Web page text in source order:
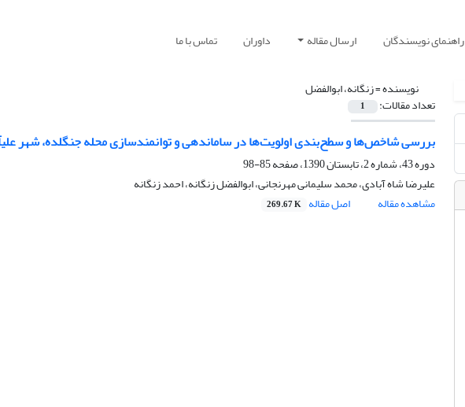
راهنمای نویسندگان ارسال مقاله داوران تماس با ما
نویسنده =زنگانه، ابوالفضل
تعداد مقالات: 1
بررسی شاخص‌ها و سطح‌بندی اولویت‌ها در ساماندهی و توانمندسازی محله جنگلده، شهر علی‎آباد کتول (استان گلستان)
دوره 43، شماره 2، تابستان 1390، صفحه
85-98
علیرضا شاه آبادی، محمد سلیمانی مهرنجانی، ابوالفضل زنگانه، احمد زنگانه
مشاهده مقاله
اصل مقاله 269.67 K